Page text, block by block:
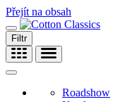
Přejít na obsah
Filtr
Roadshow